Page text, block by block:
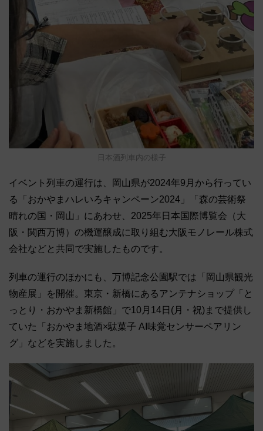
日本酒列車内の様子
イベント列車の運行は、岡山県が2024年9月から行ってい
る「おかやまハレいろキャンペーン2024」「森の芸術祭
晴れの国・岡山」にあわせ、2025年日本国際博覧会（大
阪・関西万博）の機運醸成に取り組む大阪モノレール株式
会社などと共同で実施したものです。
列車の運行のほかにも、万博記念公園駅では「岡山県観光
物産展」を開催。東京・新橋にあるアンテナショップ「と
っとり・おかやま新橋館」で10月14日(月・祝)まで提供し
ていた「おかやま地酒×駄菓子 AI味覚センサーペアリン
グ」などを実施しました。